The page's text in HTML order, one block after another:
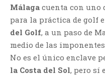
Málaga cuenta con uno
para la práctica de golf
del Golf, a un paso de
medio de las
No es el único enclave
la Costa del Sol, pero sí